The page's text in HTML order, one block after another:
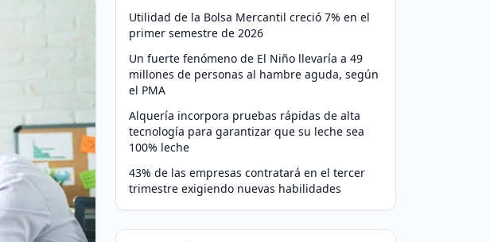
Utilidad de la Bolsa Mercantil creció 7% en el
primer semestre de 2026
Un fuerte fenómeno de El Niño llevaría a 49
millones de personas al hambre aguda, según
el PMA
Alquería incorpora pruebas rápidas de alta
tecnología para garantizar que su leche sea
100% leche
43% de las empresas contratará en el tercer
trimestre exigiendo nuevas habilidades